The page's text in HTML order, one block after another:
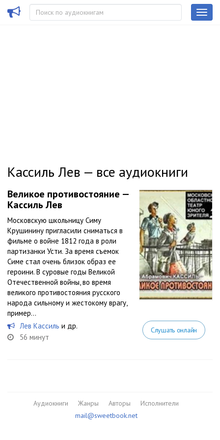
Кассиль Лев — все аудиокниги
Великое противостояние —
Кассиль Лев
Московскую школьницу Симу
Крушинину пригласили сниматься в
фильме о войне 1812 года в роли
партизанки Усти. За время съемок
Симе стал очень близок образ ее
героини. В суровые годы Великой
Отечественной войны, во время
великого противостояния русского
народа сильному и жестокому врагу,
пример...
Лев Кассиль и др.
56 минут
Слушать онлайн
Аудиокниги Жанры Авторы
Исполнители
mail@sweetbook.net